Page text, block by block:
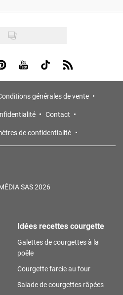
Instagram
us on Pinterest
Visit us on Youtube
Visit us on Tiktok
Visit us on Rss
générales de vente
Contact
de confidentialité
SAS 2026
Idées recettes courgette
Galettes de courgettes à la
poêle
Courgette farcie au four
Salade de courgettes râpées